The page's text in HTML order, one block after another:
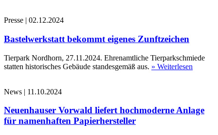
Presse | 02.12.2024
Bastelwerkstatt bekommt eigenes Zunftzeichen
Tierpark Nordhorn, 27.11.2024. Ehrenamtliche Tierparkschmiede
statten historisches Gebäude standesgemäß aus. » Weiterlesen
News | 11.10.2024
Neuenhauser Vorwald liefert hochmoderne Anlage
für namenhaften Papierhersteller